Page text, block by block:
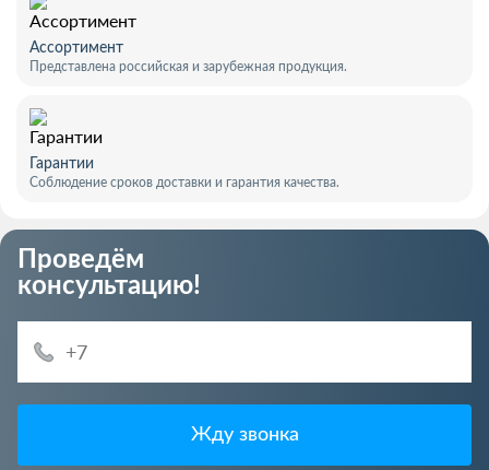
Ассортимент
Представлена российская и зарубежная продукция.
Гарантии
Соблюдение сроков доставки и гарантия качества.
Проведём
консультацию!
Жду звонка